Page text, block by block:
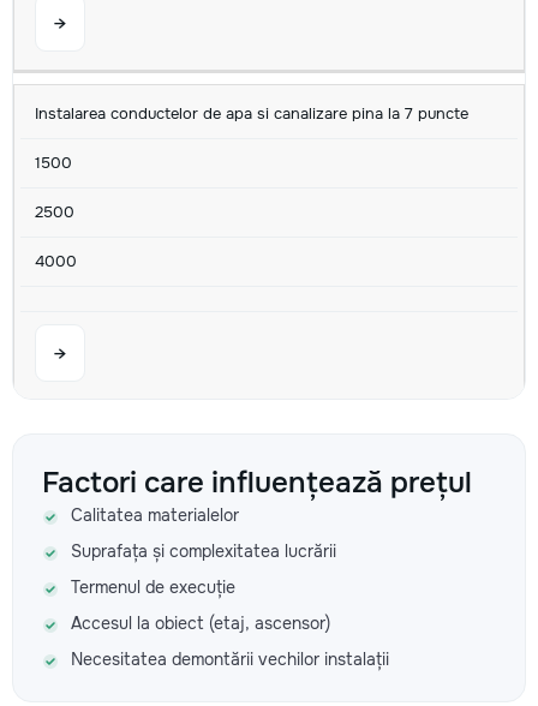
→
Instalarea conductelor de apa si canalizare pina la 7 puncte
1500
2500
4000
→
100
350
440
Factori care influențează prețul
Calitatea materialelor
Suprafața și complexitatea lucrării
Termenul de execuție
Accesul la obiect (etaj, ascensor)
Necesitatea demontării vechilor instalații